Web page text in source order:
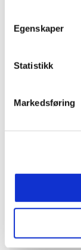
Egenskaper
Statistikk
Markedsføring
SØNDAG
Vigør
Kl.
Kl.